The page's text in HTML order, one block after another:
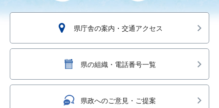
県庁舎の案内・交通アクセス
県の組織・電話番号一覧
県政へのご意見・ご提案